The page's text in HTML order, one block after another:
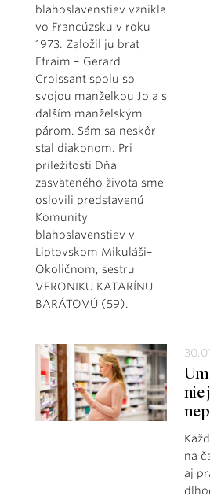
blahoslavenstiev vznikla
vo Francúzsku v roku
1973. Založil ju brat
Efraim – Gerard
Croissant spolu so
svojou manželkou Jo a s
ďalším manželským
párom. Sám sa neskôr
stal diakonom. Pri
príležitosti Dňa
zasväteného života sme
oslovili predstavenú
Komunity
blahoslavenstiev v
Liptovskom Mikuláši–
Okoličnom, sestru
VERONIKU KATARÍNU
BARÁTOVÚ (59).
nie
na
aj